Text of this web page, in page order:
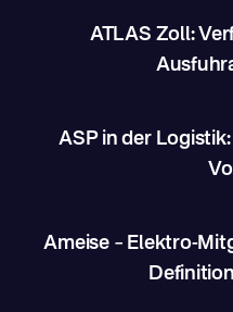
ATLAS Zoll:
ASP in der
Ameise – Elektro-